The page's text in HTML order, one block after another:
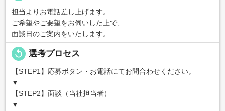
担当よりお電話差し上げます。
ご希望やご要望をお伺いした上で、
面談日のご案内をいたします。
replay 選考プロセス
【STEP1】応募ボタン・お電話にてお問合わせください。
▼
【STEP2】面談（当社担当者）
▼